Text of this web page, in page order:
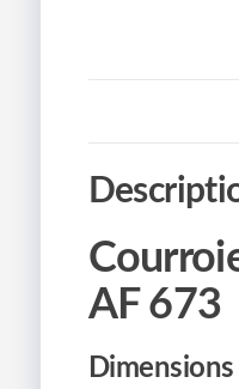
AF 673
Dimensions